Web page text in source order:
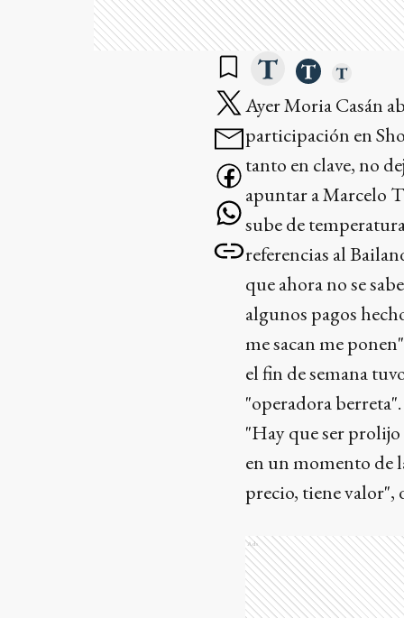
Ayer Moria Casán
participación en
tanto en clave, no
apuntar a Marcelo
sube de
referencias al
que ahora no se
algunos pagos
me sacan me
el fin de semana
"operadora
"Hay que ser prolijo
en un momento de
precio, tiene valor",
Ads